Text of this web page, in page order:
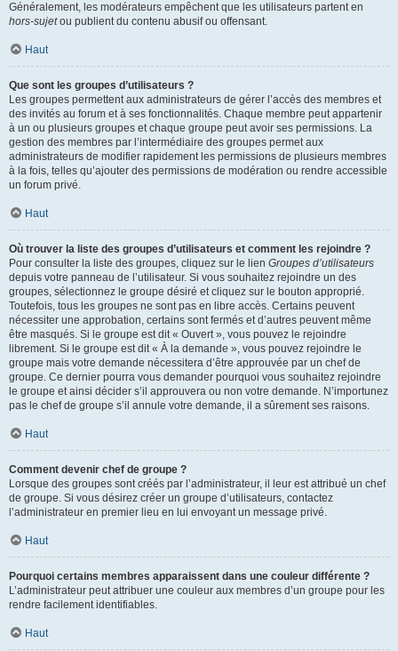
Généralement, les modérateurs empêchent que les utilisateurs partent en
hors-sujetou publient du contenu abusif ou offensant.
Haut
Que sont les groupes d’utilisateurs ?
Les groupes permettent aux administrateurs de gérer l’accès des membres et
des invités au forum et à ses fonctionnalités. Chaque membre peut appartenir
à un ou plusieurs groupes et chaque groupe peut avoir ses permissions. La
gestion des membres par l’intermédiaire des groupes permet aux
administrateurs de modifier rapidement les permissions de plusieurs membres
à la fois, telles qu’ajouter des permissions de modération ou rendre accessible
un forum privé.
Haut
Où trouver la liste des groupes d’utilisateurs et comment les rejoindre ?
Pour consulter la liste des groupes, cliquez sur le lien Groupes d’utilisateurs
depuis votre panneau de l’utilisateur. Si vous souhaitez rejoindre un des
groupes, sélectionnez le groupe désiré et cliquez sur le bouton approprié.
Toutefois, tous les groupes ne sont pas en libre accès. Certains peuvent
nécessiter une approbation, certains sont fermés et d’autres peuvent même
être masqués. Si le groupe est dit « Ouvert », vous pouvez le rejoindre
librement. Si le groupe est dit « À la demande », vous pouvez rejoindre le
groupe mais votre demande nécessitera d’être approuvée par un chef de
groupe. Ce dernier pourra vous demander pourquoi vous souhaitez rejoindre
le groupe et ainsi décider s’il approuvera ou non votre demande. N’importunez
pas le chef de groupe s’il annule votre demande, il a sûrement ses raisons.
Haut
Comment devenir chef de groupe ?
Lorsque des groupes sont créés par l’administrateur, il leur est attribué un chef
de groupe. Si vous désirez créer un groupe d’utilisateurs, contactez
l’administrateur en premier lieu en lui envoyant un message privé.
Haut
Pourquoi certains membres apparaissent dans une couleur différente ?
L’administrateur peut attribuer une couleur aux membres d’un groupe pour les
rendre facilement identifiables.
Haut